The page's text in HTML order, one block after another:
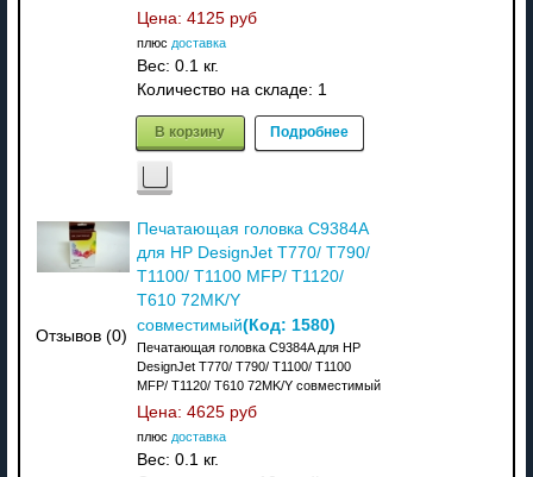
Цена: 4125 руб
плюс доставка
Вес: 0.1 кг.
Количество на складе: 1
В корзину Подробнее
Отзывов (0)
Печатающая головка C9384A
для HP DesignJet T770/ T790/
T1100/ T1100 MFP/ T1120/
T610 72MK/Y
совместимый(Код: 1580)
Печатающая головка C9384A для HP
DesignJet T770/ T790/ T1100/ T1100
MFP/ T1120/ T610 72MK/Y совместимый
Цена: 4625 руб
плюс доставка
Вес: 0.1 кг.